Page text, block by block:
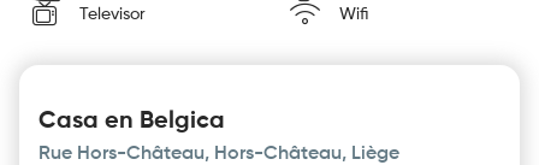
Televisor
Wifi
Casa en Belgica
Rue Hors-Château, Hors-Château, Liège